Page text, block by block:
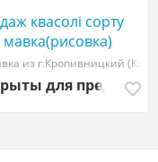
квасолі сорту
мавка(рисовка)
из г.Кропивницкий
для